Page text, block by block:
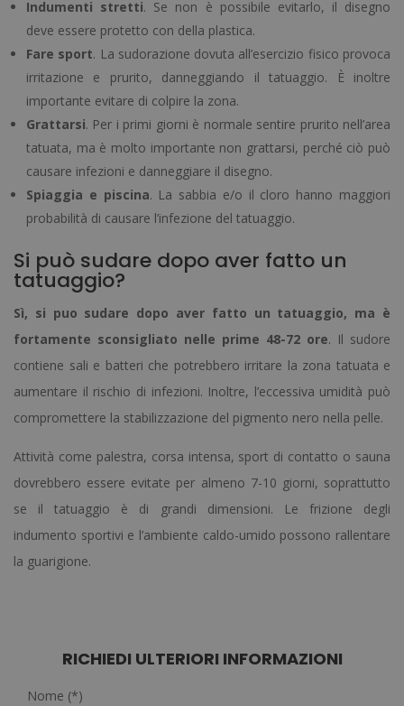
Indumenti stretti. Se non è possibile evitarlo, il disegno
deve essere protetto con della plastica.
Fare sport. La sudorazione dovuta all’esercizio fisico provoca
irritazione e prurito, danneggiando il tatuaggio. È inoltre
importante evitare di colpire la zona.
Grattarsi. Per i primi giorni è normale sentire prurito nell’area
tatuata, ma è molto importante non grattarsi, perché ciò può
causare infezioni e danneggiare il disegno.
Spiaggia e piscina. La sabbia e/o il cloro hanno maggiori
probabilità di causare l’infezione del tatuaggio.
Si può sudare dopo aver fatto un
tatuaggio?
Sì, si puo sudare dopo aver fatto un tatuaggio, ma è
fortamente sconsigliato nelle prime 48-72 ore. Il sudore
contiene sali e batteri che potrebbero irritare la zona tatuata e
aumentare il rischio di infezioni. Inoltre, l’eccessiva umidità può
compromettere la stabilizzazione del pigmento nero nella pelle.
Attività come palestra, corsa intensa, sport di contatto o sauna
dovrebbero essere evitate per almeno 7-10 giorni, soprattutto
se il tatuaggio è di grandi dimensioni. Le frizione degli
indumento sportivi e l’ambiente caldo-umido possono rallentare
la guarigione.
RICHIEDI ULTERIORI INFORMAZIONI
Nome (*)